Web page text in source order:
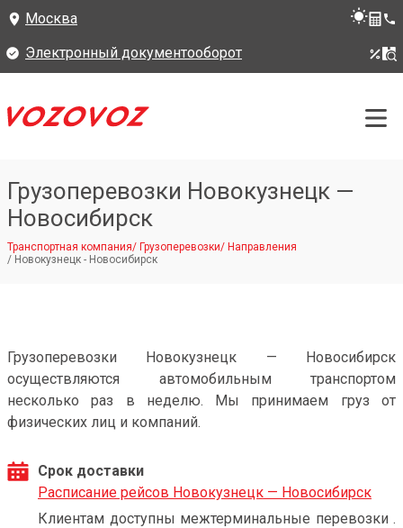
Москва
Электронный документооборот
Грузоперевозки Новокузнецк —
Новосибирск
Транспортная компания/ Грузоперевозки/ Направления
/ Новокузнецк - Новосибирск
Грузоперевозки Новокузнецк — Новосибирск
осуществляются автомобильным транспортом
несколько раз в неделю. Мы принимаем груз от
физических лиц и компаний.
Срок доставки
Расписание рейсов Новокузнецк — Новосибирск
Клиентам доступны межтерминальные перевозки .